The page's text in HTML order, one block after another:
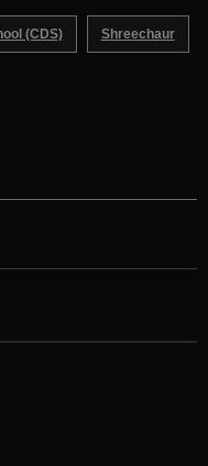
(CDS) Shreechaur